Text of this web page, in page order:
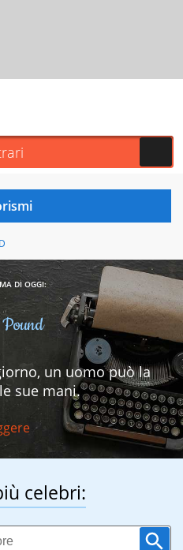
DI OGGI:
un uomo può la
sue mani.
celebri: